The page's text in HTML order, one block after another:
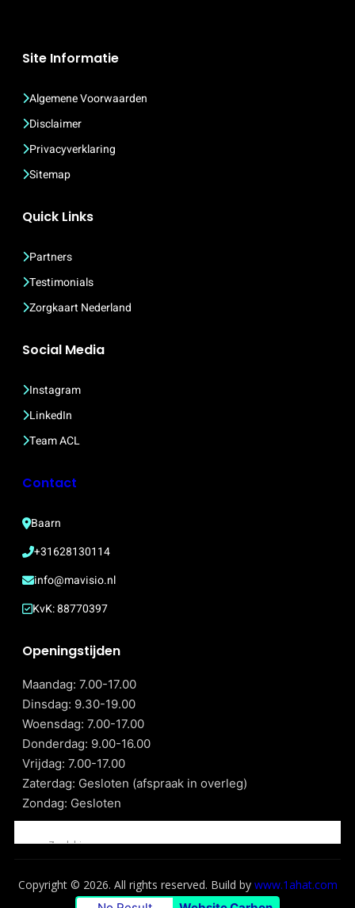
Site Informatie
Algemene Voorwaarden
Disclaimer
Privacyverklaring
Sitemap
Quick Links
Partners
Testimonials
Zorgkaart Nederland
Social Media
Instagram
LinkedIn
Team ACL
Contact
Baarn
+31628130114
info@mavisio.nl
KvK: 88770397
Openingstijden
Maandag: 7.00-17.00
Dinsdag: 9.30-19.00
Woensdag: 7.00-17.00
Donderdag: 9.00-16.00
Vrijdag: 7.00-17.00
Zaterdag: Gesloten (afspraak in overleg)
Zondag: Gesloten
Copyright © 2026. All rights reserved. Build by www.1ahat.com